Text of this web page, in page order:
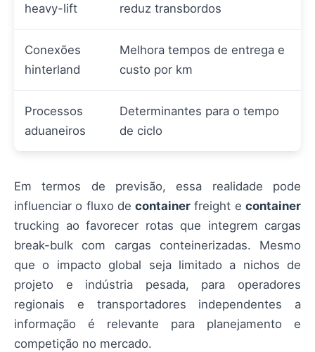
heavy-lift
reduz transbordos
Conexões
hinterland
Melhora tempos de entrega e
custo por km
Processos
aduaneiros
Determinantes para o tempo
de ciclo
Em termos de previsão, essa realidade pode
influenciar o fluxo decontainer freight econtainer
trucking ao favorecer rotas que integrem cargas
break-bulk com cargas conteinerizadas. Mesmo
que o impacto global seja limitado a nichos de
projeto e indústria pesada, para operadores
regionais e transportadores independentes a
informação é relevante para planejamento e
competição no mercado.